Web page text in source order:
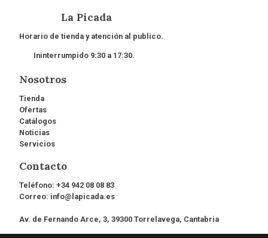
La Picada
Horario de tienda y atención al publico.
Ininterrumpido 9:30 a 17:30.
Nosotros
Tienda
Ofertas
Catálogos
Noticias
Servicios
Contacto
Teléfono: +34 942 08 08 83
Correo: info@lapicada.es
Av. de Fernando Arce, 3, 39300 Torrelavega, Cantabria